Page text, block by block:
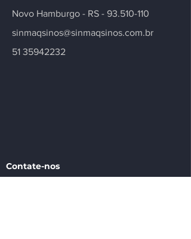
Novo Hamburgo - RS - 93.510-110
sinmaqsinos@sinmaqsinos.com.br
51 35942232
Contate-nos